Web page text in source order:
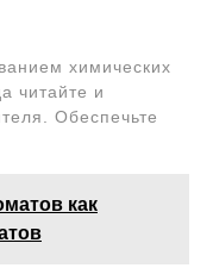
химических
читайте и
Обеспечьте
как